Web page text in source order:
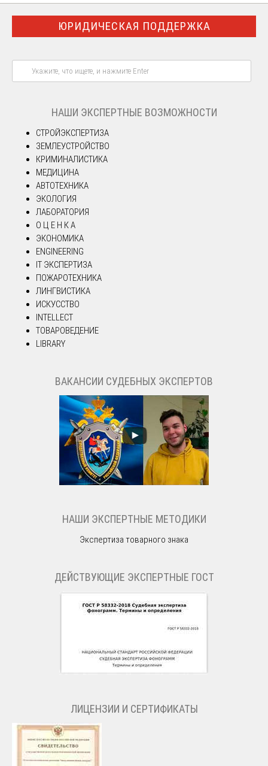
ЮРИДИЧЕСКАЯ ПОДДЕРЖКА
НАШИ ЭКСПЕРТНЫЕ ВОЗМОЖНОСТИ
СТРОЙЭКСПЕРТИЗА
ЗЕМЛЕУСТРОЙСТВО
КРИМИНАЛИСТИКА
МЕДИЦИНА
АВТОТЕХНИКА
ЭКОЛОГИЯ
ЛАБОРАТОРИЯ
О Ц Е Н К А
ЭКОНОМИКА
ENGINEERING
IT ЭКСПЕРТИЗА
ПОЖАРОТЕХНИКА
ЛИНГВИСТИКА
ИСКУССТВО
INTELLECT
ТОВАРОВЕДЕНИЕ
LIBRARY
ВАКАНСИИ СУДЕБНЫХ ЭКСПЕРТОВ
НАШИ ЭКСПЕРТНЫЕ МЕТОДИКИ
Экспертиза товарного знака
ДЕЙСТВУЮЩИЕ ЭКСПЕРТНЫЕ ГОСТ
ЛИЦЕНЗИИ И СЕРТИФИКАТЫ